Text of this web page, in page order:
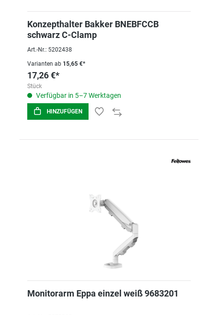
Konzepthalter Bakker BNEBFCCB
schwarz C-Clamp
Art.-Nr.: 5202438
Varianten ab 15,65 €*
17,26 €*
Stück
Verfügbar in 5–7 Werktagen
HINZUFÜGEN
Monitorarm Eppa einzel weiß 9683201